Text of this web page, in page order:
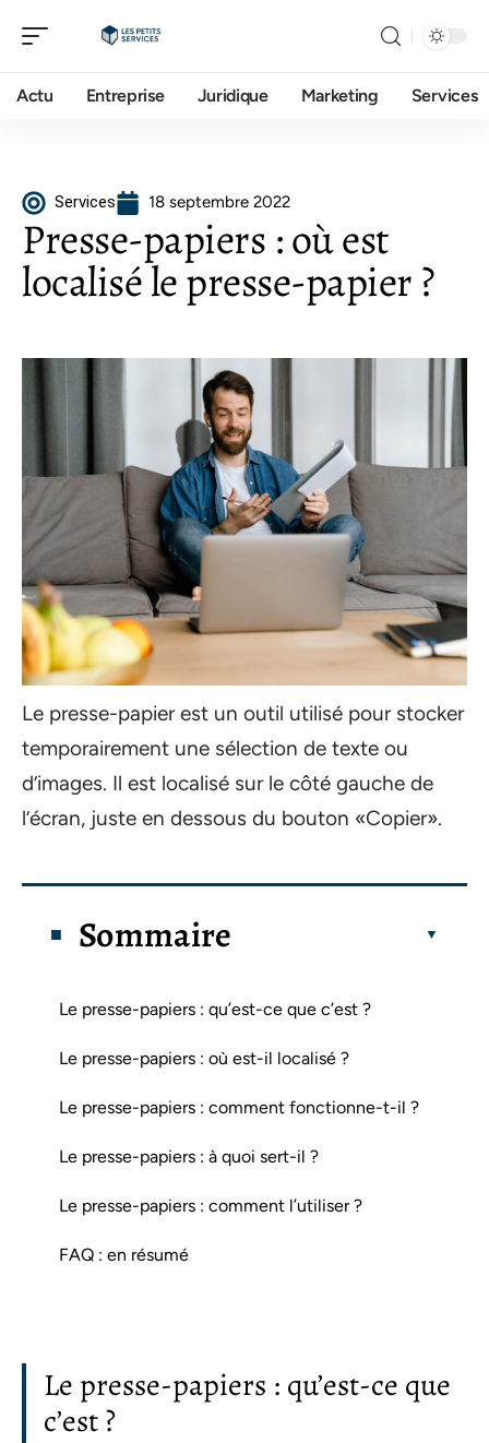
Actu Entreprise Juridique Marketing Services
Services 18 septembre 2022
Presse-papiers : où est
localisé le presse-papier ?
Le presse-papier est un outil utilisé pour stocker
temporairement une sélection de texte ou
d’images. Il est localisé sur le côté gauche de
l’écran, juste en dessous du bouton «Copier».
Sommaire
Le presse-papiers : qu’est-ce que c’est ?
Le presse-papiers : où est-il localisé ?
Le presse-papiers : comment fonctionne-t-il ?
Le presse-papiers : à quoi sert-il ?
Le presse-papiers : comment l’utiliser ?
FAQ : en résumé
Le presse-papiers : qu’est-ce que
c’est ?